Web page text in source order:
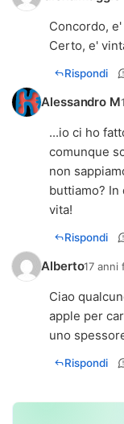
Concordo,
Certo, e'
Rispondi
Alessandro M
...io ci ho
comunque
non
buttiamo?
vita!
Rispondi
Alberto17 anni
Ciao
apple per
uno
Rispondi